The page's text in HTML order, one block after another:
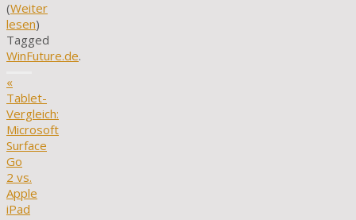
(Weiter
lesen)
Tagged
WinFuture.de.
«
Tablet-
Vergleich:
Microsoft
Surface
Go
2 vs.
Apple
iPad